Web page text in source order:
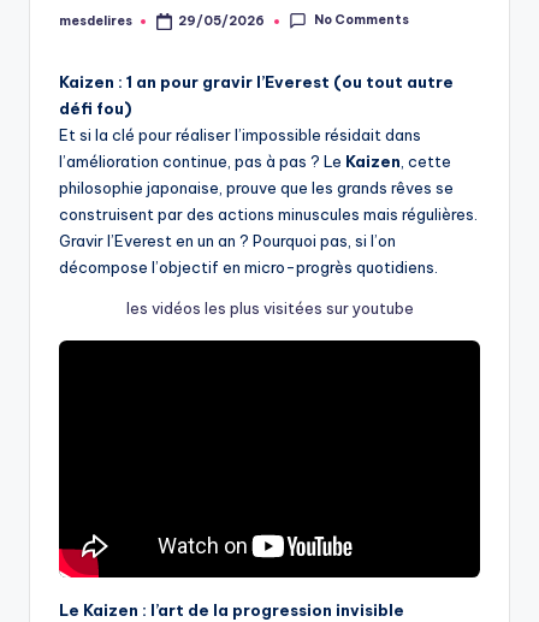
Posted
mesdelires 29/05/2026 No Comments
Kaizen : 1 an pour gravir l’Everest (ou tout autre
défi fou)
Et si la clé pour réaliser l’impossible résidait dans
l’amélioration continue, pas à pas ? Le Kaizen, cette
philosophie japonaise, prouve que les grands rêves se
construisent par des actions minuscules mais régulières.
Gravir l’Everest en un an ? Pourquoi pas, si l’on
décompose l’objectif en micro-progrès quotidiens.
les vidéos les plus visitées sur youtube
Le Kaizen : l’art de la progression invisible